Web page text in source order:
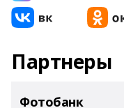
Партнеры
Фотобанк